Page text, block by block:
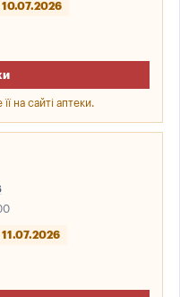
10.07.2026
на сайті аптеки.
11.07.2026